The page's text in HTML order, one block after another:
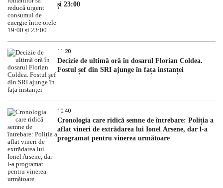
și 23:00
11:20
Decizie de ultimă oră în dosarul Florian Coldea.
Fostul șef din SRI ajunge în fața instanței
10:40
Cronologia care ridică semne de întrebare: Poliția a
aflat vineri de extrădarea lui Ionel Arsene, dar l-a
programat pentru vinerea următoare